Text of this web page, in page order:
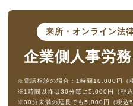
来所・オンライン法
企業側人事労
※電話相談の場合：1時間10,000円（
※1時間以降は30分毎に5,000円（税
※30分未満の延長でも5,000円（税込